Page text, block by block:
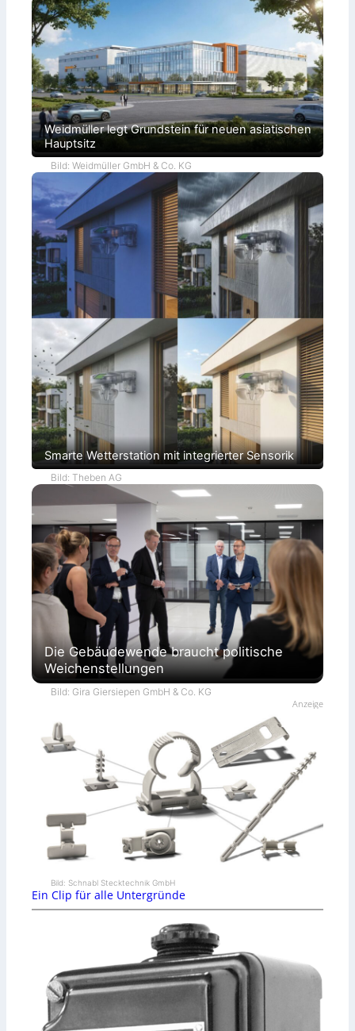
Weidmüller legt Grundstein für neuen asiatischen
Hauptsitz
Bild: Weidmüller GmbH & Co. KG
Smarte Wetterstation mit integrierter Sensorik
Bild: Theben AG
Die Gebäudewende braucht politische
Weichenstellungen
Bild: Gira Giersiepen GmbH & Co. KG
Anzeige
Bild: Schnabl Stecktechnik GmbH
Ein Clip für alle Untergründe